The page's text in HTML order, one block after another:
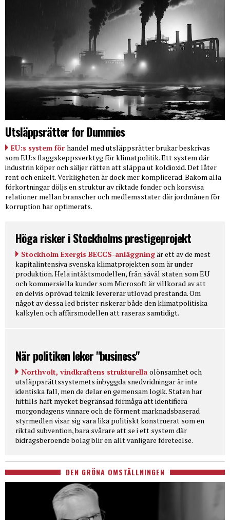
Utsläppsrätter for Dummies
EU:s system för handel med utsläppsrätter brukar beskrivas
som EU:s flaggskeppsverktyg för klimatpolitik. Ett system där
industrin köper och säljer rätten att släppa ut koldioxid. Det låter
rent och enkelt. Verkligheten är dock mer komplicerad. Bakom alla
förkortningar döljs en struktur av riktade fonder och korsvisa
relationer mellan branscher och medlemsstater där jordmånen för
korruption har optimerats.
Höga risker i Stockholms prestigeprojekt
Stockholm Exergis BECCS-anläggningär ett av de mest
kapitalintensiva svenska klimatprojekten som är under
produktion. Hela intäktsmodellen, från såväl staten som EU
och kommersiella kunder som Microsoft är villkorad av att
en delvis oprövad teknik levererar utlovad prestanda. Om
något av dessa led brister riskerar både den klimatpolitiska
kalkylen och affärsmodellen att raseras samtidigt.
När politiken leker "business"
Northvolt, vindkraftens strukturella olönsamhet och
utsläppsrättssystemets inbyggda snedvridningar är inte
identiska fall, men de delar en gemensam logik. Staten har
hittills haft mycket begränsad förmåga att identifiera
morgondagens vinnare och de förment marknadsbaserad
styrmedlen visar sig vara lika politiskt konstruerat som en
riktad subvention, bara svårare att se i ett system där
bidragsberoende bolag blir en allt vanligare företeelse.
DEN GRÖNA OMSTÄLLNINGEN